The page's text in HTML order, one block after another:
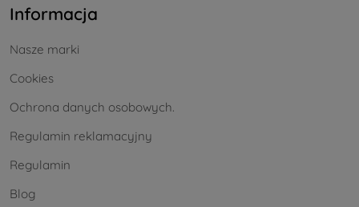
Informacja
Nasze marki
Cookies
Ochrona danych osobowych.
Regulamin reklamacyjny
Regulamin
Blog